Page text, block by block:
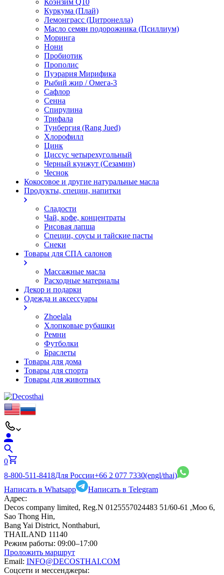
Коэнзим Q10
Куркума (Плай)
Лемонграсс (Цитронелла)
Масло семян подорожника (Псиллиум)
Моринга
Нони
Пробиотик
Прополис
Пуэрария Мирифика
Рыбий жир / Омега-3
Сафлор
Сенна
Спирулина
Трифала
Тунбергия (Rang Jued)
Хлорофилл
Цинк
Циссус четырехугольный
Черный кунжут (Сезамин)
Чеснок
Кокосовое и другие натуральные масла
Продукты, специи, напитки
Сладости
Чай, кофе, концентраты
Рисовая лапша
Специи, соусы и тайские пасты
Снеки
Товары для СПА салонов
Массажные масла
Расходные материалы
Декор и подарки
Одежда и аксессуары
Zhoelala
Хлопковые рубашки
Ремни
Футболки
Браслеты
Товары для дома
Товары для спорта
Товары для животных
0
8-800-511-8418Для России+66 2 077 7330(engl/thai)
Написать в Whatsapp
Написать в Telegram
Адрес:
Decos company limited, Reg.N 0125557024483 51/60-61 ,Moo 6,
Sao Thong Hin,
Bang Yai District, Nonthaburi,
THAILAND 11140
Режим работы: 09:00–17:00
Проложить маршрут
Email: INFO@DECOSTHAI.COM
Соцсети и мессенджеры: